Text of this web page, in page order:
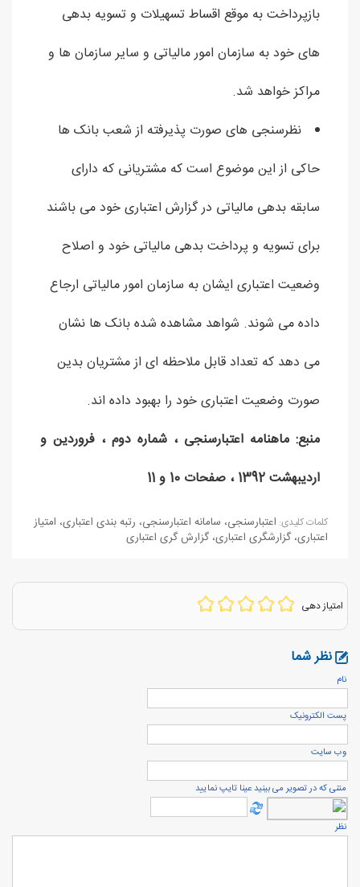
بازپرداخت به موقع اقساط تسهیلات و تسویه بدهی
های خود به سازمان امور مالیاتی و سایر سازمان ها و
مراکز خواهد شد.
نظرسنجی های صورت پذیرفته از شعب بانک ها
حاکی از این موضوع است که مشتریانی که دارای
سابقه بدهی مالیاتی در گزارش اعتباری خود می باشند
برای تسویه و پرداخت بدهی مالیاتی خود و اصلاح
وضعیت اعتباری ایشان به سازمان امور مالیاتی ارجاع
داده می شوند. شواهد مشاهده شده بانک ها نشان
می دهد که تعداد قابل ملاحظه ای از مشتریان بدین
صورت وضعیت اعتباری خود را بهبود داده اند.
منبع: ماهنامه اعتبارسنجی ، شماره دوم ، فروردین و
اردیبهشت 1392 ، صفحات 10 و 11
كلمات كليدی: اعتبارسنجی، سامانه اعتبارسنجی، رتبه بندی اعتباری، امتیاز
اعتباری، گزارشگری اعتباری، گزارش گری اعتباری
امتیاز دهی
نظر شما
نام
پست الكترونيک
وب سایت
متنی که در تصویر می بینید عینا تایپ نمایید
نظر